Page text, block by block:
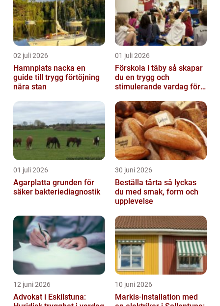
02 juli 2026
Hamnplats nacka en
guide till trygg förtöjning
nära stan
01 juli 2026
Förskola i täby så skapar
du en trygg och
stimulerande vardag för
01 juli 2026
Agarplatta grunden för
säker bakteriediagnostik
30 juni 2026
Beställa tårta så lyckas
du med smak, form och
upplevelse
12 juni 2026
Advokat i Eskilstuna:
10 juni 2026
Markis-installation med